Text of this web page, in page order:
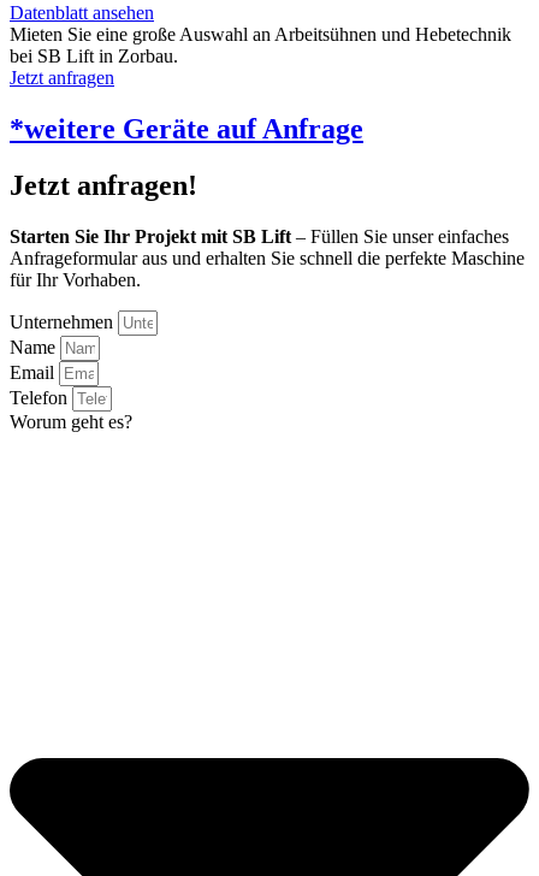
Datenblatt ansehen
Mieten Sie eine große Auswahl an Arbeitsühnen und Hebetechnik
bei SB Lift in Zorbau.
Jetzt anfragen
*weitere Geräte auf Anfrage
Jetzt anfragen!
Starten Sie Ihr Projekt mit SB Lift – Füllen Sie unser einfaches
Anfrageformular aus und erhalten Sie schnell die perfekte Maschine
für Ihr Vorhaben.
Unternehmen
Name
Email
Telefon
Worum geht es?